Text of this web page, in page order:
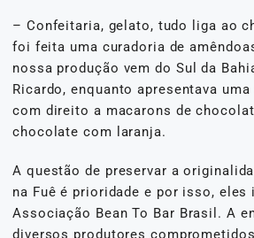
– Confeitaria, gelato, tudo liga ao
foi feita uma curadoria de
nossa produção vem do Sul da
Ricardo, enquanto apresentava
com direito a macarons de
chocolate com laranja.
A questão de preservar a
na Fuê é prioridade e por isso, eles
Associação Bean To Bar Brasil. A
diversos produtores